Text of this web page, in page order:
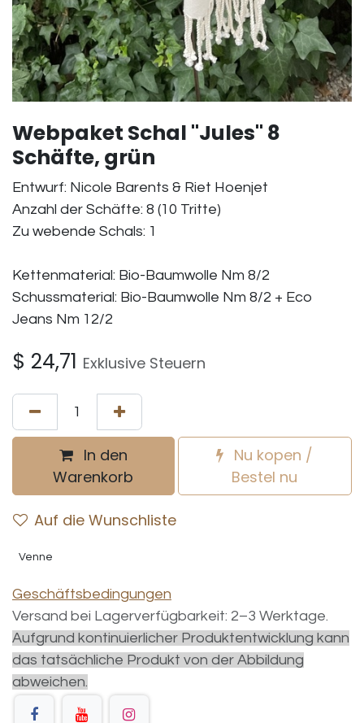
Webpaket Schal "Jules" 8
Schäfte, grün
Entwurf: Nicole Barents & Riet Hoenjet
Anzahl der Schäfte: 8 (10 Tritte)
Zu webende Schals: 1
Kettenmaterial: Bio-Baumwolle Nm 8/2
Schussmaterial: Bio-Baumwolle Nm 8/2 + Eco
Jeans Nm 12/2
$ 24,71 Exklusive Steuern
In den
Warenkorb
Nu kopen /
Bestel nu
Auf die Wunschliste
Venne
Geschäftsbedingungen
Versand bei Lagerverfügbarkeit: 2–3 Werktage.
Aufgrund kontinuierlicher Produktentwicklung kann
das tatsächliche Produkt von der Abbildung
abweichen.